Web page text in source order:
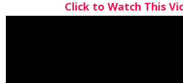
Click to Watch This